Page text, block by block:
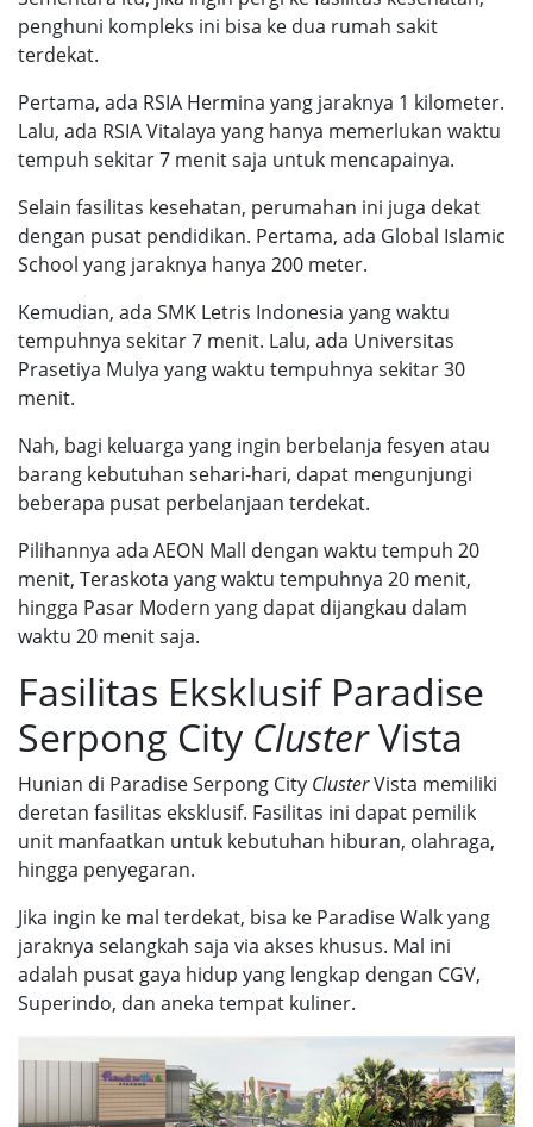
penghuni kompleks ini bisa ke dua rumah sakit
terdekat.
Pertama, ada RSIA Hermina yang jaraknya 1 kilometer.
Lalu, ada RSIA Vitalaya yang hanya memerlukan waktu
tempuh sekitar 7 menit saja untuk mencapainya.
Selain fasilitas kesehatan, perumahan ini juga dekat
dengan pusat pendidikan. Pertama, ada Global Islamic
School yang jaraknya hanya 200 meter.
Kemudian, ada SMK Letris Indonesia yang waktu
tempuhnya sekitar 7 menit. Lalu, ada Universitas
Prasetiya Mulya yang waktu tempuhnya sekitar 30
menit.
Nah, bagi keluarga yang ingin berbelanja fesyen atau
barang kebutuhan sehari-hari, dapat mengunjungi
beberapa pusat perbelanjaan terdekat.
Pilihannya ada AEON Mall dengan waktu tempuh 20
menit, Teraskota yang waktu tempuhnya 20 menit,
hingga Pasar Modern yang dapat dijangkau dalam
waktu 20 menit saja.
Fasilitas Eksklusif Paradise
Serpong City ClusterVista
Hunian di Paradise Serpong City ClusterVista memiliki
deretan fasilitas eksklusif. Fasilitas ini dapat pemilik
unit manfaatkan untuk kebutuhan hiburan, olahraga,
hingga penyegaran.
Jika ingin ke mal terdekat, bisa ke Paradise Walk yang
jaraknya selangkah saja via akses khusus. Mal ini
adalah pusat gaya hidup yang lengkap dengan CGV,
Superindo, dan aneka tempat kuliner.